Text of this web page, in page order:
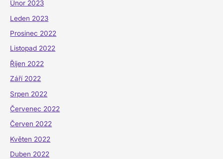
Únor 2023
Leden 2023
Prosinec 2022
Listopad 2022
Říjen 2022
Září 2022
Srpen 2022
Červenec 2022
Červen 2022
Květen 2022
Duben 2022